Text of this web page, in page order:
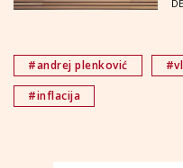
#andrej plenković
#inflacija